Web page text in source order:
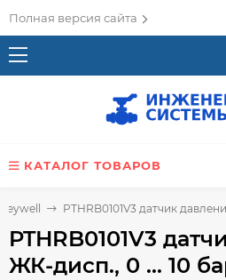
Полная версия сайта
КАТАЛОГ ТОВАРОВ
PTHRB0101V3 датчик
PTHRB0101V3
ЖК-дисп., 0 ... 10